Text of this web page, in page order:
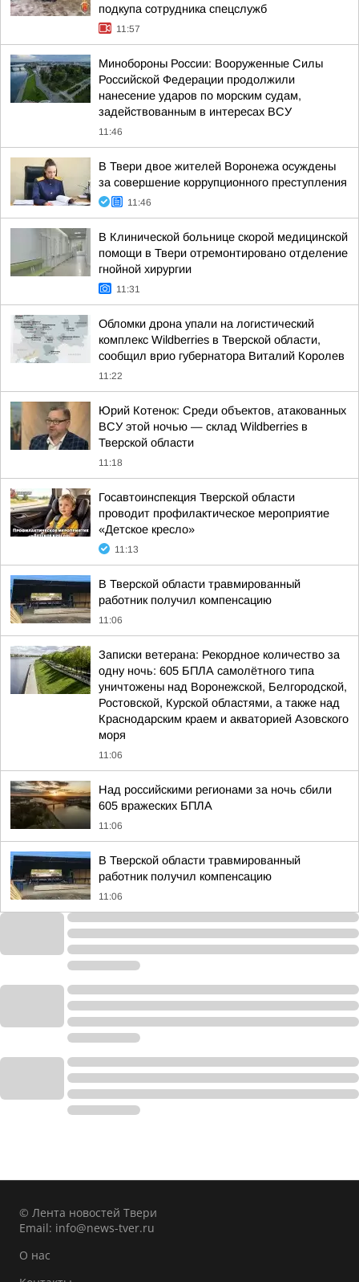
подкупа сотрудника спецслужб
11:57
Минобороны России: Вооруженные Силы
Российской Федерации продолжили
нанесение ударов по морским судам,
задействованным в интересах ВСУ
11:46
В Твери двое жителей Воронежа осуждены
за совершение коррупционного преступления
11:46
В Клинической больнице скорой медицинской
помощи в Твери отремонтировано отделение
гнойной хирургии
11:31
Обломки дрона упали на логистический
комплекс Wildberries в Тверской области,
сообщил врио губернатора Виталий Королев
11:22
Юрий Котенок: Среди объектов, атакованных
ВСУ этой ночью — склад Wildberries в
Тверской области
11:18
Госавтоинспекция Тверской области
проводит профилактическое мероприятие
«Детское кресло»
11:13
В Тверской области травмированный
работник получил компенсацию
11:06
Записки ветерана: Рекордное количество за
одну ночь: 605 БПЛА самолётного типа
уничтожены над Воронежской, Белгородской,
Ростовской, Курской областями, а также над
Краснодарским краем и акваторией Азовского
моря
11:06
Над российскими регионами за ночь сбили
605 вражеских БПЛА
11:06
В Тверской области травмированный
работник получил компенсацию
11:06
© Лента новостей Твери
Email: info@news-tver.ru
О нас